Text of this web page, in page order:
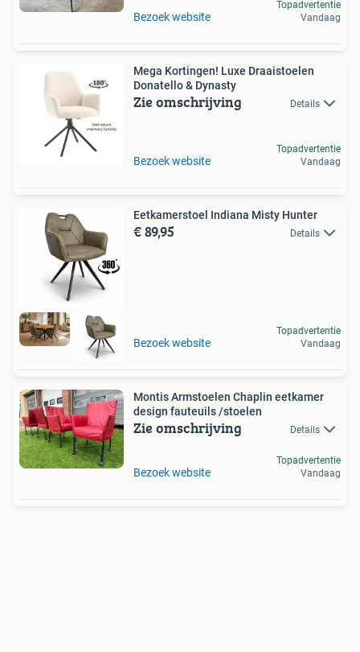
Bezoek website
Topadvertentie
Vandaag
Mega Kortingen! Luxe Draaistoelen
Donatello & Dynasty
Zie omschrijving Details
Bezoek website
Topadvertentie
Vandaag
Eetkamerstoel Indiana Misty Hunter
€ 89,95 Details
Bezoek website
Topadvertentie
Vandaag
Montis Armstoelen Chaplin eetkamer
design fauteuils /stoelen
Zie omschrijving Details
Bezoek website
Topadvertentie
Vandaag